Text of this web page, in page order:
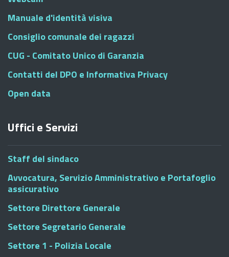
Manuale d'identità visiva
Consiglio comunale dei ragazzi
CUG - Comitato Unico di Garanzia
Contatti del DPO e Informativa Privacy
Open data
Uffici e Servizi
Staff del sindaco
Avvocatura, Servizio Amministrativo e Portafoglio
assicurativo
Settore Direttore Generale
Settore Segretario Generale
Settore 1 - Polizia Locale